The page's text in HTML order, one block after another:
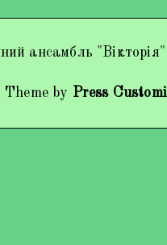
ансамбль
Theme by Press